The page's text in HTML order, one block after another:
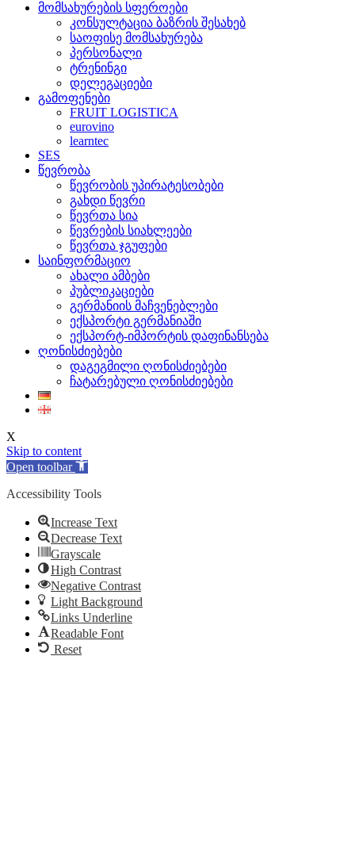
მომსახურების სფეროები
კონსულტაცია ბაზრის შესახებ
საოფისე მომსახურება
პერსონალი
ტრენინგი
დელეგაციები
გამოფენები
FRUIT LOGISTICA
eurovino
learntec
SES
წევრობა
წევრობის უპირატესობები
გახდი წევრი
წევრთა სია
წევრების სიახლეები
წევრთა ჯგუფები
საინფორმაციო
ახალი ამბები
პუბლიკაციები
გერმანიის მაჩვენებლები
ექსპორტი გერმანიაში
ექსპორტ-იმპორტის დაფინანსება
ღონისძიებები
დაგეგმილი ღონისძიებები
ჩატარებული ღონისძიებები
X
Skip to content
Open toolbar
Accessibility Tools
Increase Text
Decrease Text
Grayscale
High Contrast
Negative Contrast
Light Background
Links Underline
Readable Font
Reset